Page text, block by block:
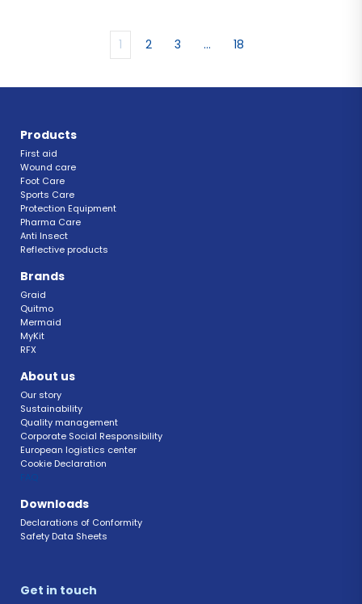
1 2 3 … 18
Products
First aid
Wound care
Foot Care
Sports Care
Protection Equipment
Pharma Care
Anti Insect
Reflective products
Brands
Graid
Quitmo
Mermaid
MyKit
RFX
About us
Our story
Sustainability
Quality management
Corporate Social Responsibility
European logistics center
Cookie Declaration
FAQ
Downloads
Declarations of Conformity
Safety Data Sheets
Get in touch